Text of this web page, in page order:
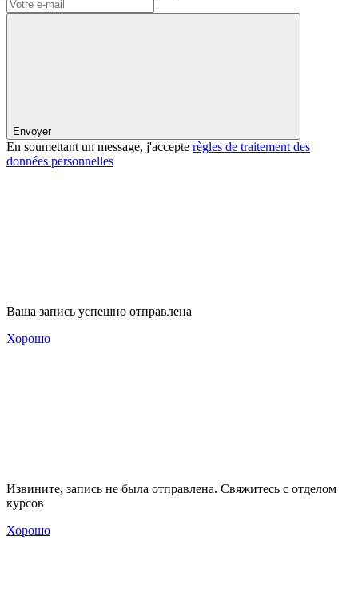
Envoyer
En soumettant un message, j'accepte règles de traitement des
données personnelles
Ваша запись успешно отправлена
Хорошо
Извините, запись не была отправлена. Свяжитесь с отделом
курсов
Хорошо